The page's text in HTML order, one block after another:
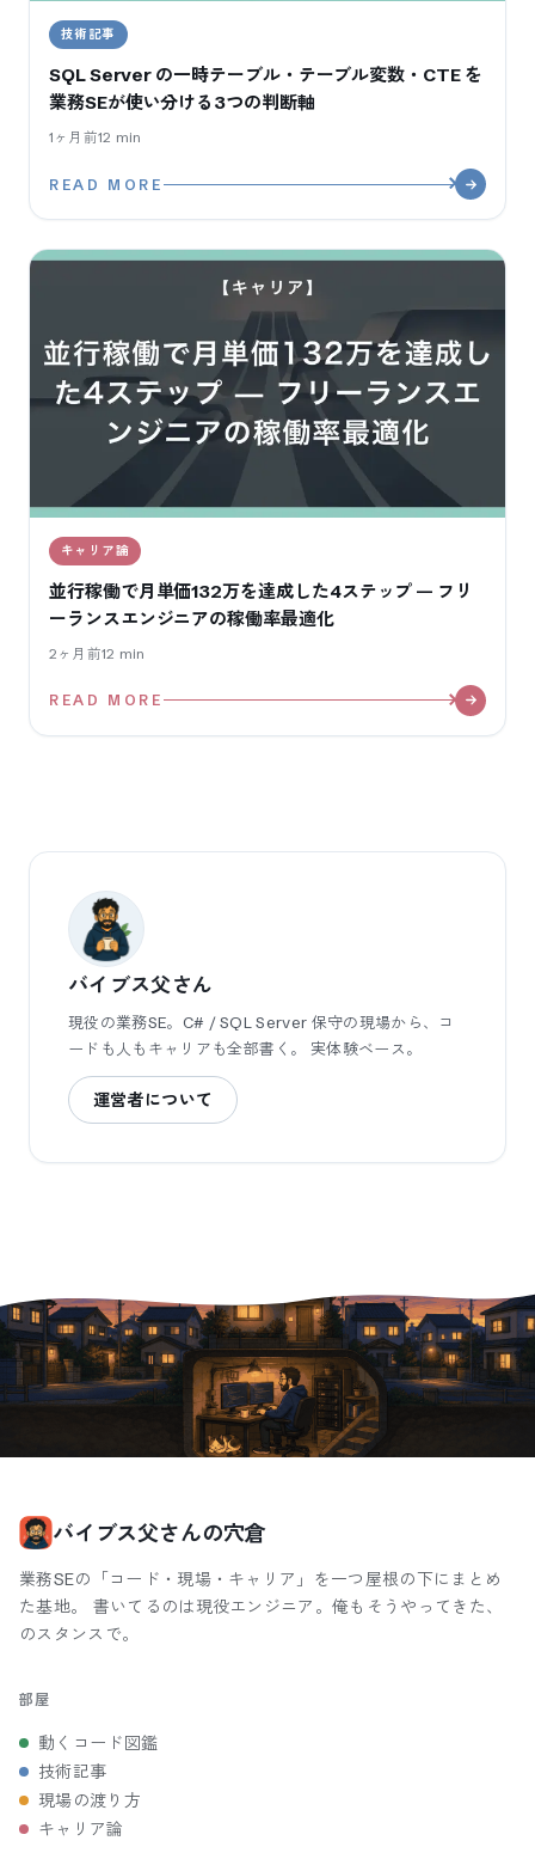
技術記事
SQL Server の一時テーブル・テーブル変数・CTE を
業務SEが使い分ける3つの判断軸
1ヶ月前12 min
READ MORE
キャリア論
並行稼働で月単価132万を達成した4ステップ — フリ
ーランスエンジニアの稼働率最適化
2ヶ月前12 min
READ MORE
バイブス父さん
現役の業務SE。C# / SQL Server 保守の現場から、コ
ードも人もキャリアも全部書く。 実体験ベース。
運営者について
バイブス父さんの穴倉
業務SEの「コード・現場・キャリア」を一つ屋根の下にまとめ
た基地。 書いてるのは現役エンジニア。俺もそうやってきた、
のスタンスで。
部屋
動くコード図鑑
技術記事
現場の渡り方
キャリア論